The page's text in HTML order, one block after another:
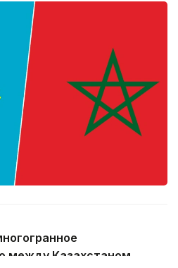
между Казахстаном